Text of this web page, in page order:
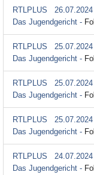
RTLPLUS
26.07.2024
Das Jugendgericht -
RTLPLUS
25.07.2024
Das Jugendgericht -
RTLPLUS
25.07.2024
Das Jugendgericht -
RTLPLUS
25.07.2024
Das Jugendgericht -
RTLPLUS
24.07.2024
Das Jugendgericht -